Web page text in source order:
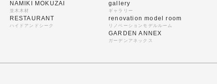
NAMIKI MOKUZAI
並木木材
RESTAURANT
ハイドアンドシーク
gallery
ギャラリー
renovation model room
リノベーションモデルルーム
GARDEN ANNEX
ガーデンアネックス